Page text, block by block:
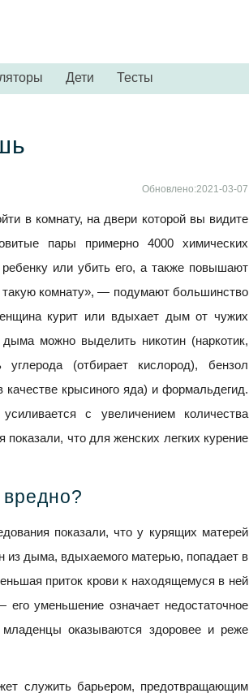
Дети Тесты
Обновлено:2021-03-07
в комнату, на двери которой вы видите
пары примерно 4000 химических
или убить его, а также повышают
такую комнату», — подумают большинство
курит или вдыхает дым от чужих
можно выделить никотин (наркотик,
(отбирает кислород), бензол
крысиного яда) и формальдегид.
с увеличением количества
что для женских легких курение
показали, что у курящих матерей
из дыма, вдыхаемого матерью, попадает в
приток крови к находящемуся в ней
его уменьшение означает недостаточное
оказываются здоровее и реже
служить барьером, предотвращающим